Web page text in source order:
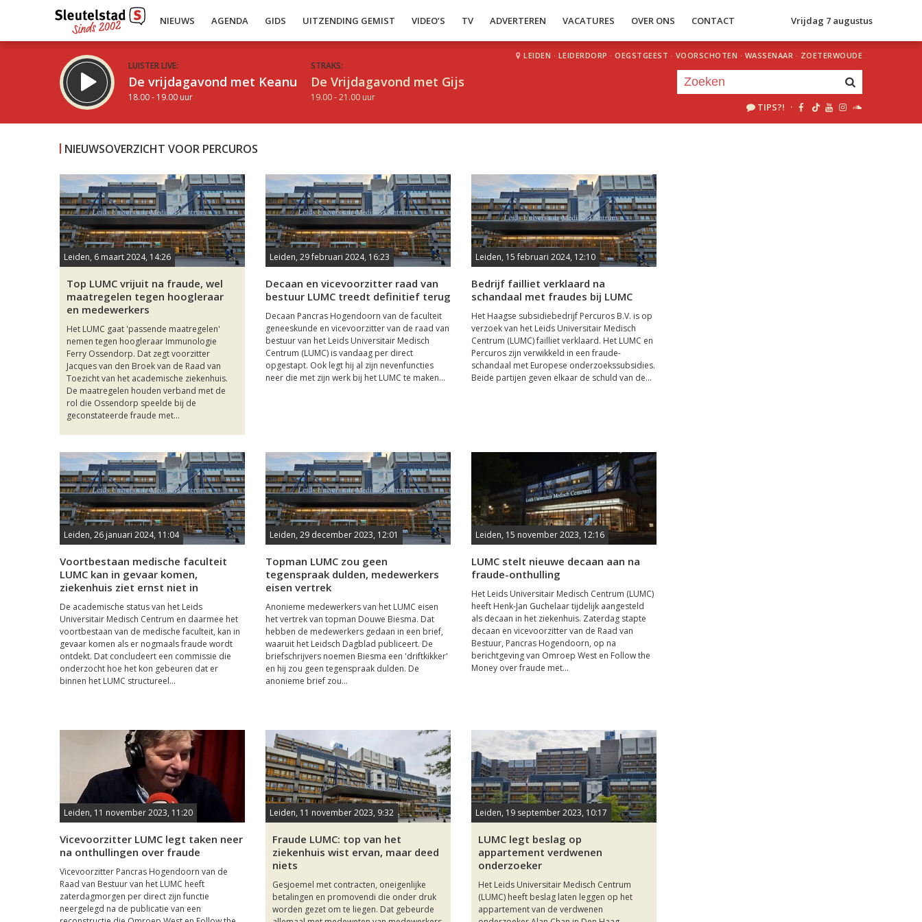
NIEUWS AGENDA GIDS UITZENDING GEMIST VIDEO’S TV ADVERTEREN VACATURES OVER ONS CONTACT Vrijdag 7 augustus
LUISTER LIVE:
De vrijdagavond met Keanu
18.00 - 19.00 uur
STRAKS:
De Vrijdagavond met Gijs
19.00 - 21.00 uur
LEIDEN · LEIDERDORP · OEGSTGEEST · VOORSCHOTEN · WASSENAAR · ZOETERWOUDE
TIPS?! ·
Inklappen
NIEUWSOVERZICHT VOOR PERCUROS
Leiden, 6 maart 2024, 14:26
Top LUMC vrijuit na fraude, wel
maatregelen tegen hoogleraar
en medewerkers
Het LUMC gaat 'passende maatregelen'
nemen tegen hoogleraar Immunologie
Ferry Ossendorp. Dat zegt voorzitter
Jacques van den Broek van de Raad van
Toezicht van het academische ziekenhuis.
De maatregelen houden verband met de
rol die Ossendorp speelde bij de
geconstateerde fraude met...
Leiden, 29 februari 2024, 16:23
Decaan en vicevoorzitter raad van
bestuur LUMC treedt definitief terug
Decaan Pancras Hogendoorn van de faculteit
geneeskunde en vicevoorzitter van de raad van
bestuur van het Leids Universitair Medisch
Centrum (LUMC) is vandaag per direct
opgestapt. Ook legt hij al zijn nevenfuncties
neer die met zijn werk bij het LUMC te maken...
Leiden, 15 februari 2024, 12:10
Bedrijf failliet verklaard na
schandaal met fraudes bij LUMC
Het Haagse subsidiebedrijf Percuros B.V. is op
verzoek van het Leids Universitair Medisch
Centrum (LUMC) failliet verklaard. Het LUMC en
Percuros zijn verwikkeld in een fraude-
schandaal met Europese onderzoekssubsidies.
Beide partijen geven elkaar de schuld van de...
Leiden, 26 januari 2024, 11:04
Voortbestaan medische faculteit
LUMC kan in gevaar komen,
ziekenhuis ziet ernst niet in
De academische status van het Leids
Universitair Medisch Centrum en daarmee het
voortbestaan van de medische faculteit, kan in
gevaar komen als er nogmaals fraude wordt
ontdekt. Dat concludeert een commissie die
onderzocht hoe het kon gebeuren dat er
binnen het LUMC structureel...
Leiden, 29 december 2023, 12:01
Topman LUMC zou geen
tegenspraak dulden, medewerkers
eisen vertrek
Anonieme medewerkers van het LUMC eisen
het vertrek van topman Douwe Biesma. Dat
hebben de medewerkers gedaan in een brief,
waaruit het Leidsch Dagblad publiceert. De
briefschrijvers noemen Biesma een 'driftkikker'
en hij zou geen tegenspraak dulden. De
anonieme brief zou...
Leiden, 15 november 2023, 12:16
LUMC stelt nieuwe decaan aan na
fraude-onthulling
Het Leids Universitair Medisch Centrum (LUMC)
heeft Henk-Jan Guchelaar tijdelijk aangesteld
als decaan in het ziekenhuis. Zaterdag stapte
decaan en vicevoorzitter van de Raad van
Bestuur, Pancras Hogendoorn, op na
berichtgeving van Omroep West en Follow the
Money over fraude met...
Leiden, 11 november 2023, 11:20
Vicevoorzitter LUMC legt taken neer
na onthullingen over fraude
Vicevoorzitter Pancras Hogendoorn van de
Raad van Bestuur van het LUMC heeft
zaterdagmorgen per direct zijn functie
neergelegd na de publicatie van een
Leiden, 11 november 2023, 9:32
Fraude LUMC: top van het
ziekenhuis wist ervan, maar deed
niets
Gesjoemel met contracten, oneigenlijke
betalingen en promovendi die onder druk
worden gezet om te liegen. Dat gebeurde
Leiden, 19 september 2023, 10:17
LUMC legt beslag op
appartement verdwenen
onderzoeker
Het Leids Universitair Medisch Centrum
(LUMC) heeft beslag laten leggen op het
appartement van de verdwenen